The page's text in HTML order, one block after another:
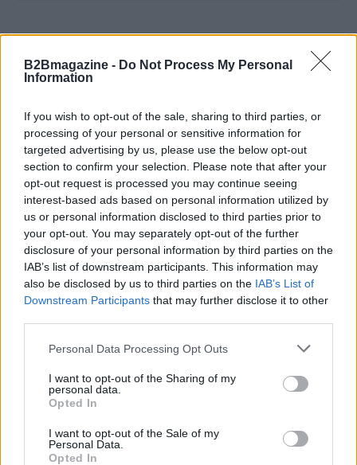
B2Bmagazine - Do Not Process My Personal
Information
If you wish to opt-out of the sale, sharing to third parties, or
processing of your personal or sensitive information for
targeted advertising by us, please use the below opt-out
section to confirm your selection. Please note that after your
opt-out request is processed you may continue seeing
interest-based ads based on personal information utilized by
us or personal information disclosed to third parties prior to
your opt-out. You may separately opt-out of the further
disclosure of your personal information by third parties on the
IAB’s list of downstream participants. This information may
also be disclosed by us to third parties on the IAB’s List of
Downstream Participants that may further disclose it to other
Please note that this website/app uses one or more Google
not limited to your visit or usage behaviour. You may click to
grant or deny consent to Google and its third-party tags to
use your data for below specified purposes in below Google
consent section.
Personal Data Processing Opt Outs
I want to opt-out of the Sharing of my
personal data.
Opted In
I want to opt-out of the Sale of my
Personal Data.
Opted In
Continua a leggere
SERVIZI PER LE AZIENDE